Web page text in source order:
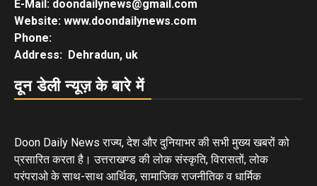
E-Mail: doondailynews@gmail.com
Website: www.doondailynews.com
Phone:
Address: Dehradun, uk
दून डेली न्यूज़ के बारे में
Doon Daily News राज्य, देश और दुनियाभर की सभी मुख्य खबरों को
प्रसारित करता है। उत्तराखण्ड की लोक संस्कृति, विरासतों, लोक
परंपराओ के साथ-साथ आर्थिक, सामाजिक राजनीतिक व धार्मिक